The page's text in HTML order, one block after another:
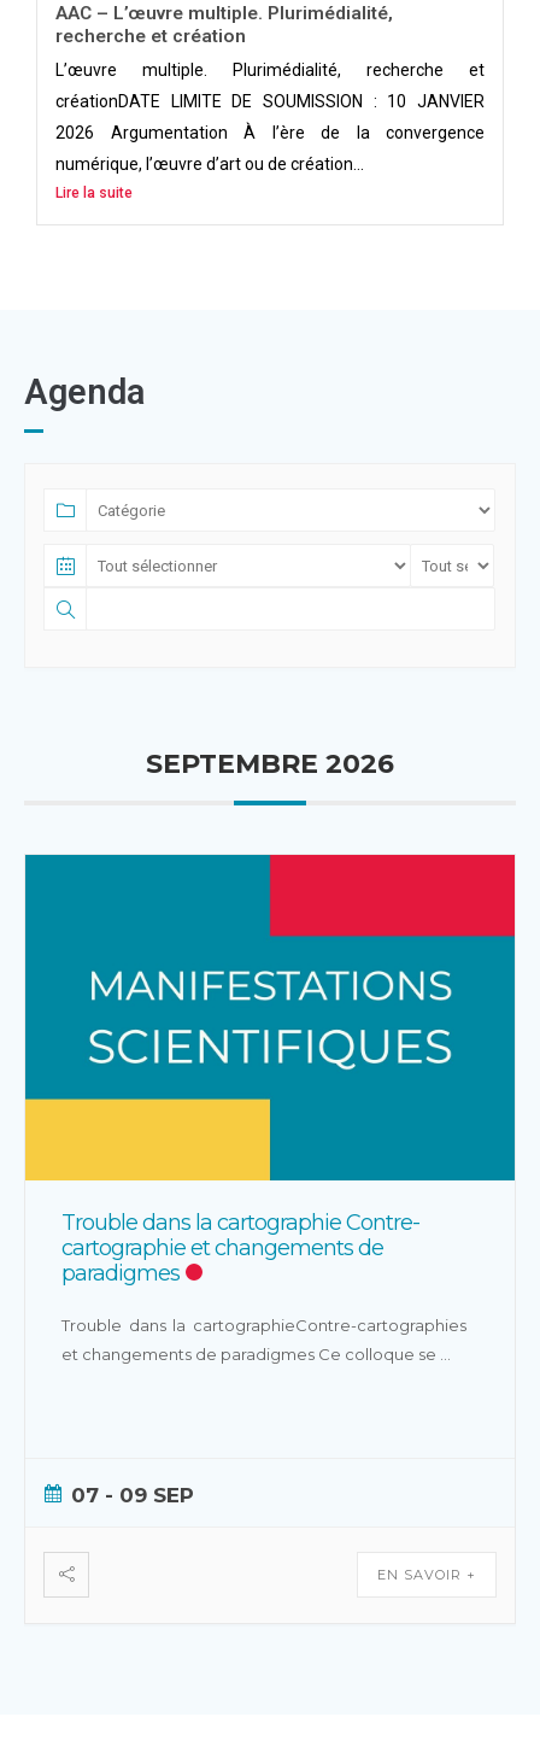
AAC – L’œuvre multiple. Plurimédialité,
recherche et création
L’œuvre multiple. Plurimédialité, recherche et
créationDATE LIMITE DE SOUMISSION : 10 JANVIER
2026 Argumentation À l’ère de la convergence
numérique, l’œuvre d’art ou de création...
Lire la suite
Agenda
SEPTEMBRE 2026
Trouble dans la cartographie Contre-
cartographie et changements de
paradigmes
Trouble dans la cartographieContre-cartographies
et changements de paradigmes Ce colloque se
07 - 09 SEP
EN SAVOIR +